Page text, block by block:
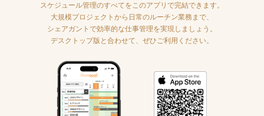
スケジュール管理のすべてをこのアプリで完結できます。
大規模プロジェクトから日常のルーチン業務まで、
シェアガントで効率的な仕事管理を実現しましょう。
デスクトップ版と合わせて、ぜひご利用ください。